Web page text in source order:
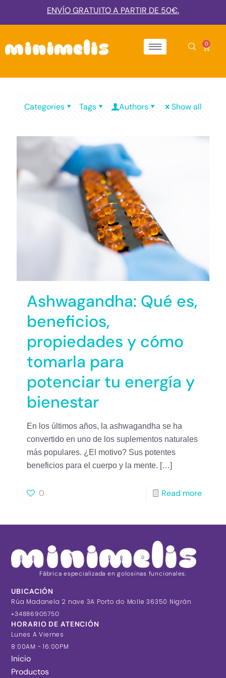
ENVÍO GRATUITO A PARTIR DE 50€.
0
Categories Tags Authors Show all
Ashwagandha: Qué es,
beneficios,
propiedades y cómo
tomarla para
potenciar tu energía y
bienestar
En los últimos años, la ashwagandha se ha
convertido en uno de los suplementos naturales
más populares. ¿El motivo? Sus potentes
beneficios para el cuerpo y la mente. […]
0 Read more
Fábrica especializada en golosinas funcionales.
UBICACIÓN
Rúa Madanela 2 nave 3A Porto do Molle 36350 Nigrán
+34886905750
HORARIO DE ATENCIÓN
Lunes A Viernes
8:00AM - 16:00PM
Inicio
Productos